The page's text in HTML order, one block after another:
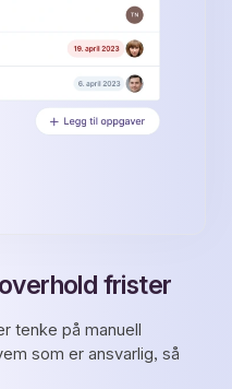
frister
tenke på manuell
som er ansvarlig, så